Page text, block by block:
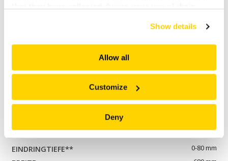
and serve you content that truly matters. Join us and
explore more!
Show details
Allow all
Customize
Deny
Brokk 110, 120, 170
0-65 mm
345 kg
0-80 mm